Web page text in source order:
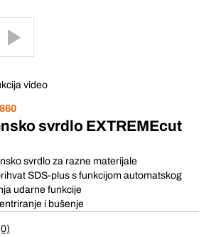
video
svrdlo EXTREMEcut
svrdlo za razne materijale
SDS-plus s funkcijom automatskog
udarne funkcije
i bušenje